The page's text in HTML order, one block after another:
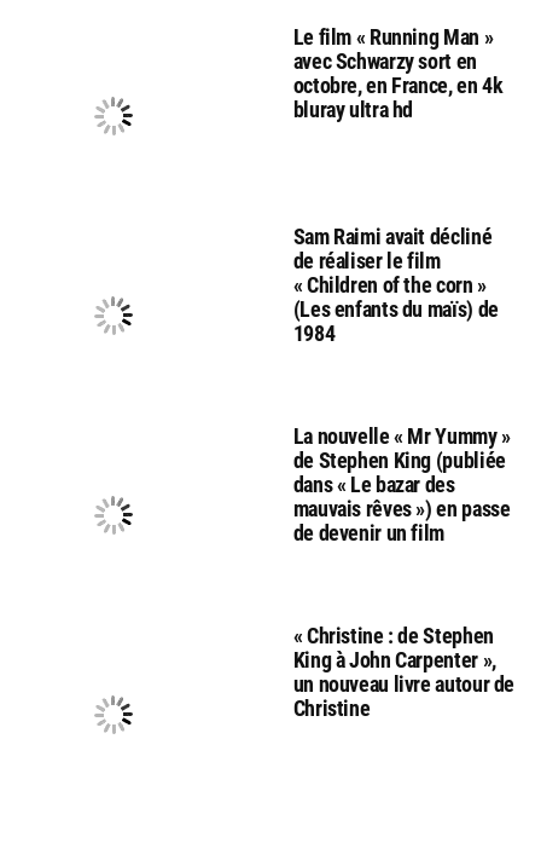
Le film « Running Man »
avec Schwarzy sort en
octobre, en France, en 4k
bluray ultra hd
Sam Raimi avait décliné
de réaliser le film
« Children of the corn »
(Les enfants du maïs) de
1984
La nouvelle « Mr Yummy »
de Stephen King (publiée
dans « Le bazar des
mauvais rêves ») en passe
de devenir un film
« Christine : de Stephen
King à John Carpenter »,
un nouveau livre autour de
Christine